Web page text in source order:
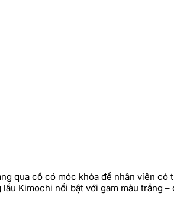
qua cổ có móc khóa để nhân viên có
Kimochi nổi bật với gam màu trắng